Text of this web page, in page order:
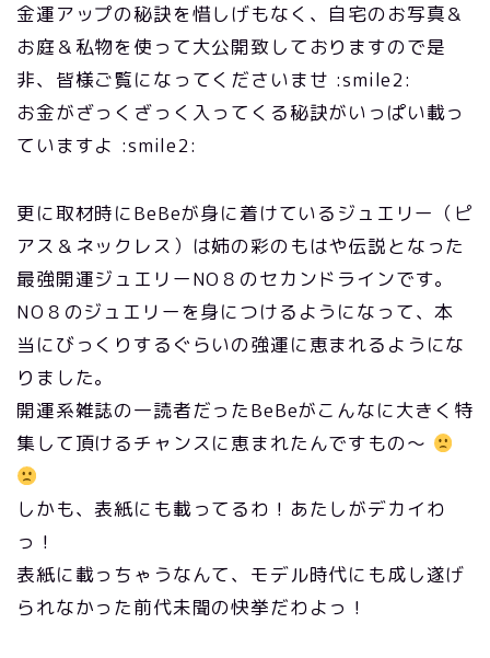
金運アップの秘訣を惜しげもなく、自宅のお写真＆
お庭＆私物を使って大公開致しておりますので是
非、皆様ご覧になってくださいませ :smile2:
お金がざっくざっく入ってくる秘訣がいっぱい載っ
ていますよ :smile2:
更に取材時にBeBeが身に着けているジュエリー（ピ
アス＆ネックレス）は姉の彩のもはや伝説となった
最強開運ジュエリーNO８のセカンドラインです。
NO８のジュエリーを身につけるようになって、本
当にびっくりするぐらいの強運に恵まれるようにな
りました。
開運系雑誌の一読者だったBeBeがこんなに大きく特
集して頂けるチャンスに恵まれたんですもの〜
しかも、表紙にも載ってるわ！あたしがデカイわ
っ！
表紙に載っちゃうなんて、モデル時代にも成し遂げ
られなかった前代未聞の快挙だわよっ！